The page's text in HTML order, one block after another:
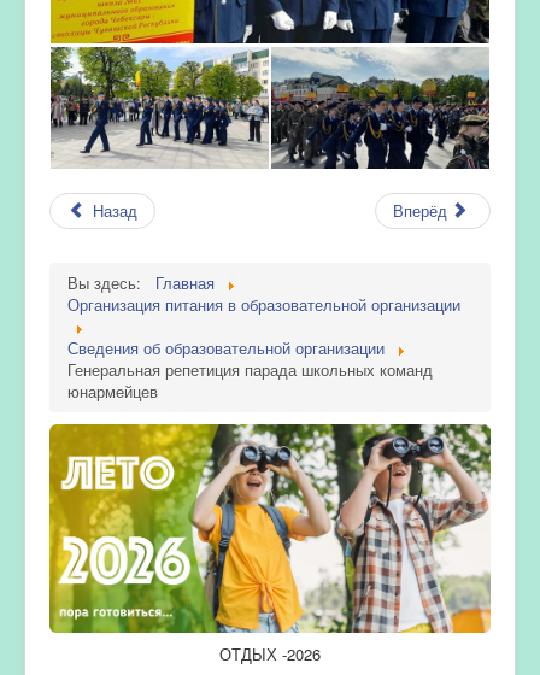
Назад Вперёд
Вы здесь:
Главная
Организация питания в образовательной организации
Сведения об образовательной организации
Генеральная репетиция парада школьных команд
юнармейцев
ОТДЫХ -2026